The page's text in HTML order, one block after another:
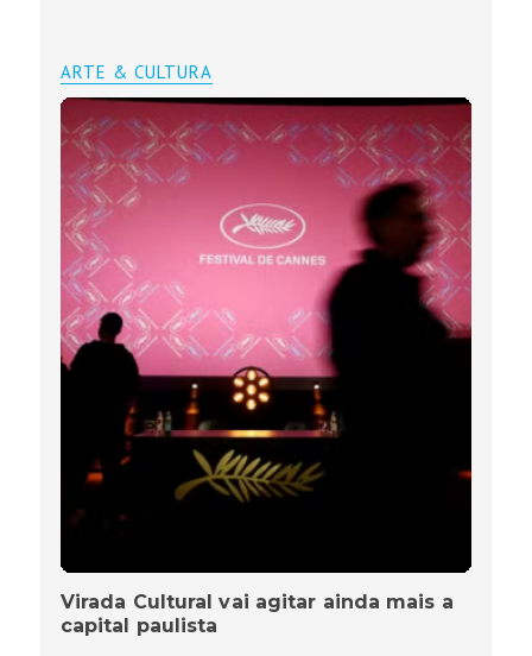
ARTE & CULTURA
Virada Cultural vai agitar ainda mais a
capital paulista